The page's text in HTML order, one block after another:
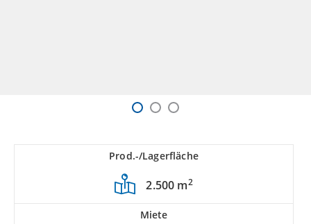
Prod.-/Lagerfläche
2.500 m2
Miete